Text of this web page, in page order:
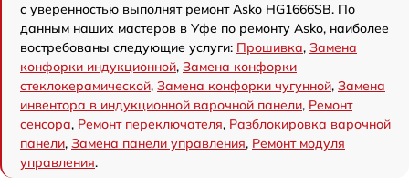
с уверенностью выполнят ремонт Asko HG1666SB. По
данным наших мастеров в Уфе по ремонту Asko, наиболее
востребованы следующие услуги: Прошивка, Замена
конфорки индукционной, Замена конфорки
стеклокерамической, Замена конфорки чугунной, Замена
инвентора в индукционной варочной панели, Ремонт
сенсора, Ремонт переключателя, Разблокировка варочной
панели, Замена панели управления, Ремонт модуля
управления.